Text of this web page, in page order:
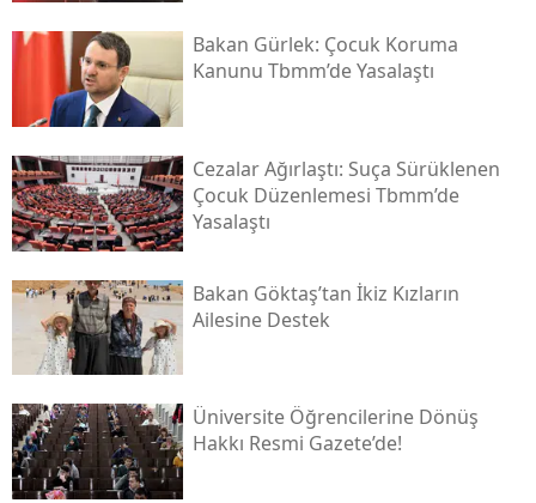
Bakan Gürlek: Çocuk Koruma
Kanunu Tbmm’de Yasalaştı
Cezalar Ağırlaştı: Suça Sürüklenen
Çocuk Düzenlemesi Tbmm’de
Yasalaştı
Bakan Göktaş’tan İkiz Kızların
Ailesine Destek
Üniversite Öğrencilerine Dönüş
Hakkı Resmi Gazete’de!